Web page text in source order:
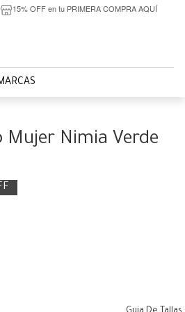
15% OFF en tu PRIMERA COMPRA AQUÍ
Mujer Nimia Verde